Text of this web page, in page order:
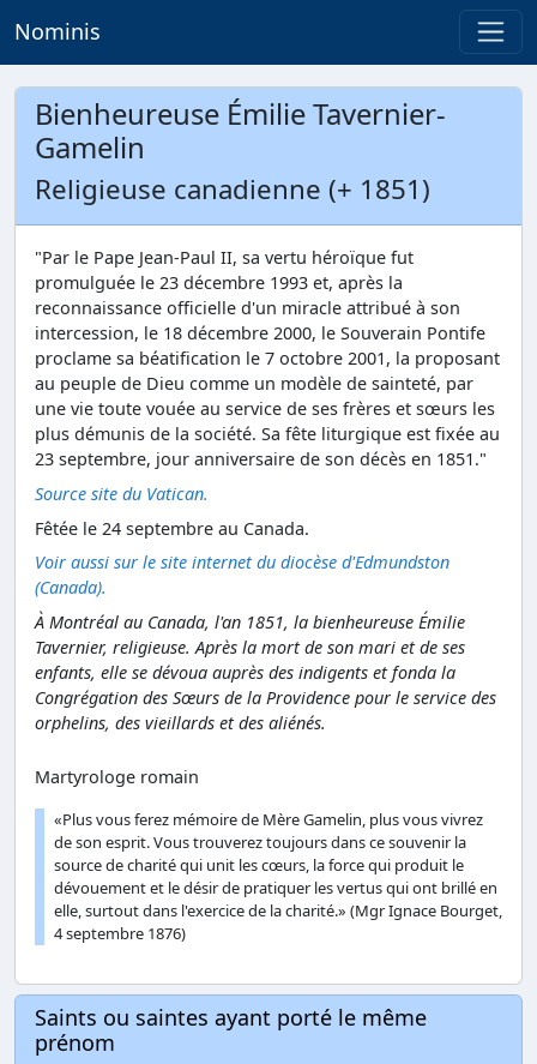
Nominis
Bienheureuse Émilie Tavernier-
Gamelin
Religieuse canadienne (+ 1851)
"Par le Pape Jean-Paul II, sa vertu héroïque fut
promulguée le 23 décembre 1993 et, après la
reconnaissance officielle d'un miracle attribué à son
intercession, le 18 décembre 2000, le Souverain Pontife
proclame sa béatification le 7 octobre 2001, la proposant
au peuple de Dieu comme un modèle de sainteté, par
une vie toute vouée au service de ses frères et sœurs les
plus démunis de la société. Sa fête liturgique est fixée au
23 septembre, jour anniversaire de son décès en 1851."
Source site du Vatican.
Fêtée le 24 septembre au Canada.
Voir aussi sur le site internet du diocèse d'Edmundston
(Canada).
À Montréal au Canada, l'an 1851, la bienheureuse Émilie
Tavernier, religieuse. Après la mort de son mari et de ses
enfants, elle se dévoua auprès des indigents et fonda la
Congrégation des Sœurs de la Providence pour le service des
orphelins, des vieillards et des aliénés.
Martyrologe romain
«Plus vous ferez mémoire de Mère Gamelin, plus vous vivrez
de son esprit. Vous trouverez toujours dans ce souvenir la
source de charité qui unit les cœurs, la force qui produit le
dévouement et le désir de pratiquer les vertus qui ont brillé en
elle, surtout dans l'exercice de la charité.» (Mgr Ignace Bourget,
4 septembre 1876)
Saints ou saintes ayant porté le même
prénom